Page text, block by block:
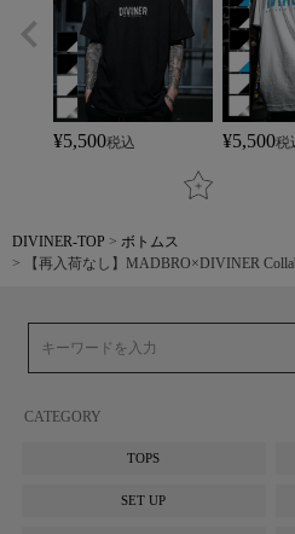
¥5,500税込 ¥5,500税
DIVINER-TOP
ボトムス
【再入荷なし】MADBRO×DIVINER
CATEGORY
TOPS
SET UP